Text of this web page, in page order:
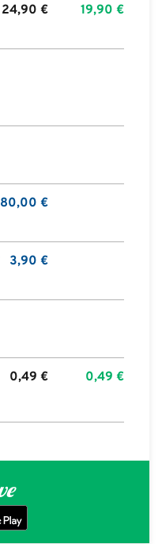
24,90 € 19,90 €
80,00 €
3,90 €
0,49 € 0,49 €